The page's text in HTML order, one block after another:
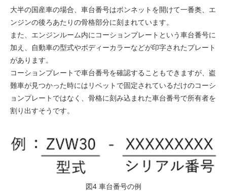
大半の国産車の場合、車台番号はボンネットを開けて一番奥、エ
ンジンの後ろあたりの骨格部分に刻まれています。
また、エンジンルーム内にコーションプレートという車台番号に
加え、自動車の型式やボディーカラーなどが印字されたプレート
があります。
コーションプレートで車台番号を確認することもできますが、盗
難車が見つかった時にはリベットで固定されているだけのコーシ
ョンプレートではなく、骨格に刻み込まれた車台番号で所有者を
割り出すそうです。
図4 車台番号の例